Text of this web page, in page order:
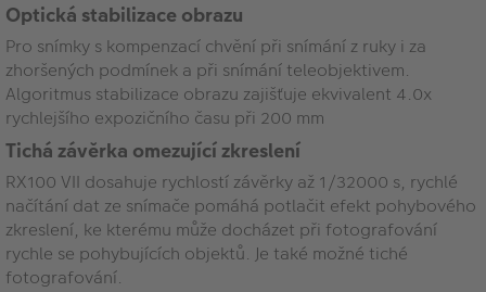
Optická stabilizace obrazu
Pro snímky s kompenzací chvění při snímání z ruky i za
zhoršených podmínek a při snímání teleobjektivem.
Algoritmus stabilizace obrazu zajišťuje ekvivalent 4.0x
rychlejšího expozičního času při 200 mm
Tichá závěrka omezující zkreslení
RX100 VII dosahuje rychlostí závěrky až 1/32000 s, rychlé
načítání dat ze snímače pomáhá potlačit efekt pohybového
zkreslení, ke kterému může docházet při fotografování
rychle se pohybujících objektů. Je také možné tiché
fotografování.